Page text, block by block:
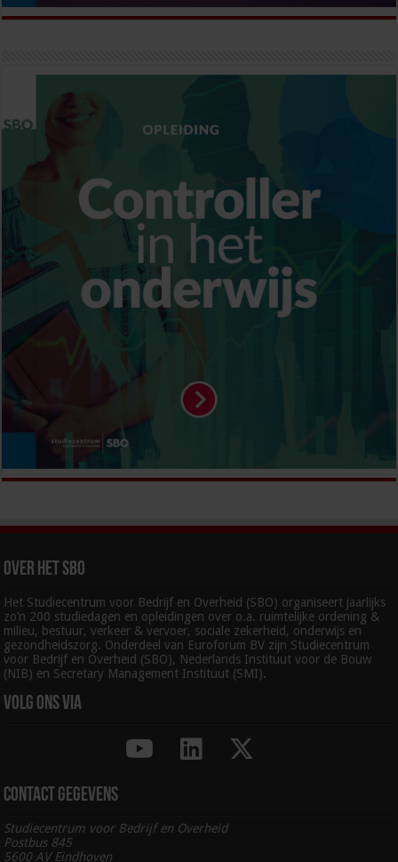
Over het SBO
Het Studiecentrum voor Bedrijf en Overheid (SBO) organiseert jaarlijks
zo’n 200 studiedagen en opleidingen over o.a. ruimtelijke ordening &
milieu, bestuur, verkeer & vervoer, sociale zekerheid, onderwijs en
gezondheidszorg. Onderdeel van Euroforum BV zijn Studiecentrum
voor Bedrijf en Overheid (SBO), Nederlands Instituut voor de Bouw
(NIB) en Secretary Management Instituut (SMI).
Volg ons via
Contact gegevens
Studiecentrum voor Bedrijf en Overheid
Postbus 845
5600 AV Eindhoven